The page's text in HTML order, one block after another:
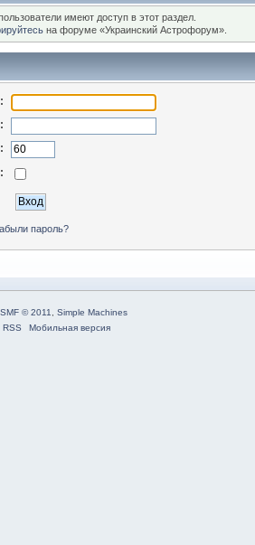
имеют доступ в этот раздел.
на форуме «Украинский Астрофорум».
пароль?
SMF © 2011
Simple Machines
RSS Мобильная версия